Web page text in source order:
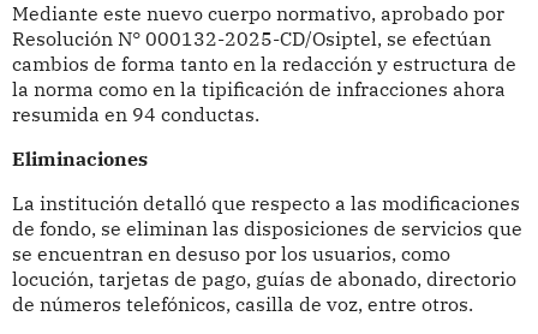
Mediante este nuevo cuerpo normativo, aprobado por
Resolución N° 000132-2025-CD/Osiptel, se efectúan
cambios de forma tanto en la redacción y estructura de
la norma como en la tipificación de infracciones ahora
resumida en 94 conductas.
Eliminaciones
La institución detalló que respecto a las modificaciones
de fondo, se eliminan las disposiciones de servicios que
se encuentran en desuso por los usuarios, como
locución, tarjetas de pago, guías de abonado, directorio
de números telefónicos, casilla de voz, entre otros.